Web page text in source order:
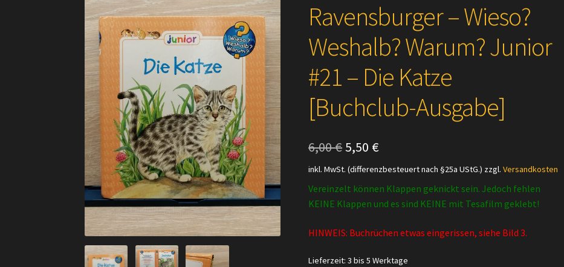
Ravensburger – Wieso?
Weshalb? Warum? Junior
#21 – Die Katze
[Buchclub-Ausgabe]
6,00€ Ursprünglicher
Preis
war:
6,00 €
5,50 €Aktueller
Preis
ist:
5,50 €.
inkl. MwSt. (differenzbesteuert nach §25a UStG.) zzgl.Versandkosten
Vereinzelt können Klappen geknickt sein. Jedoch fehlen
KEINE Klappen und es sind KEINE mit Tesafilm geklebt!
HINWEIS: Buchrüchen etwas eingerissen, siehe Bild 3.
Lieferzeit:3 bis 5 Werktage